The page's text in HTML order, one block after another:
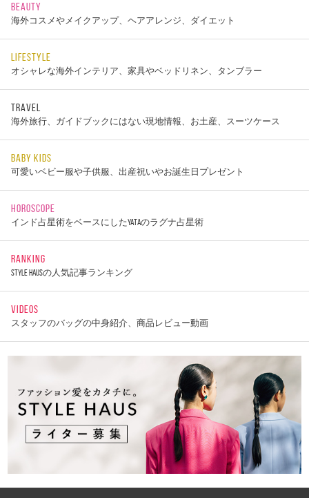
BEAUTY
海外コスメやメイクアップ、ヘアアレンジ、ダイエット
LIFESTYLE
オシャレな海外インテリア、家具やベッドリネン、タンブラー
TRAVEL
海外旅行、ガイドブックにはない現地情報、お土産、スーツケース
BABY KIDS
可愛いベビー服や子供服、出産祝いやお誕生日プレゼント
HOROSCOPE
インド占星術をベースにしたYATAのラグナ占星術
RANKING
STYLE HAUSの人気記事ランキング
VIDEOS
スタッフのバッグの中身紹介、商品レビュー動画